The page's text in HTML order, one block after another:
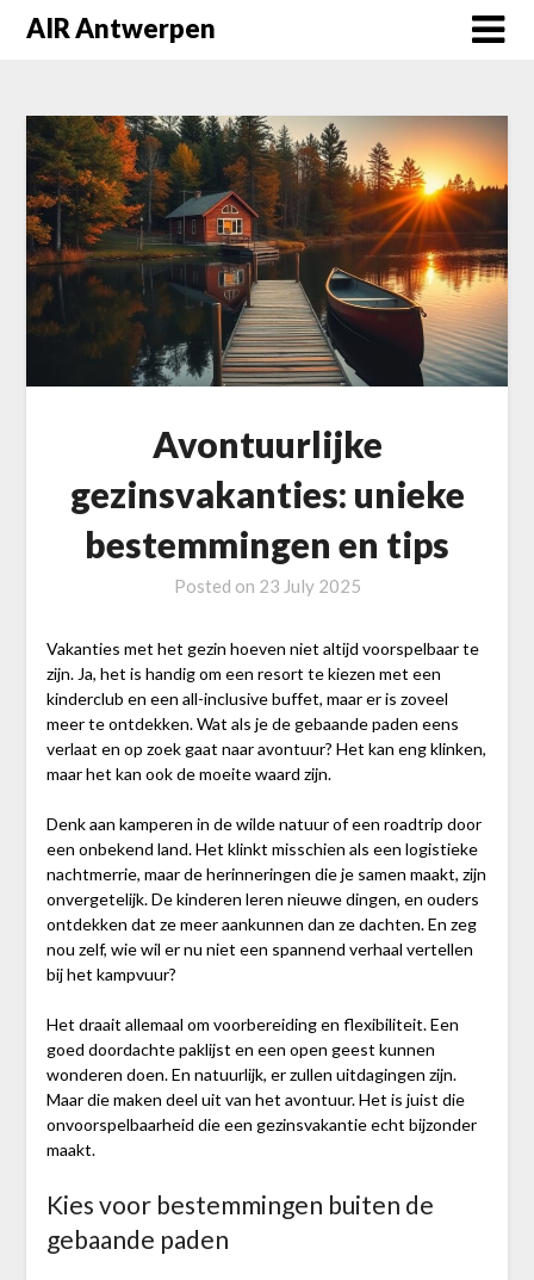
SkipAIR Antwerpen
Avontuurlijke
gezinsvakanties: unieke
bestemmingen en tips
Posted on 23 July 2025
Vakanties met het gezin hoeven niet altijd voorspelbaar te
zijn. Ja, het is handig om een resort te kiezen met een
kinderclub en een all-inclusive buffet, maar er is zoveel
meer te ontdekken. Wat als je de gebaande paden eens
verlaat en op zoek gaat naar avontuur? Het kan eng klinken,
maar het kan ook de moeite waard zijn.
Denk aan kamperen in de wilde natuur of een roadtrip door
een onbekend land. Het klinkt misschien als een logistieke
nachtmerrie, maar de herinneringen die je samen maakt, zijn
onvergetelijk. De kinderen leren nieuwe dingen, en ouders
ontdekken dat ze meer aankunnen dan ze dachten. En zeg
nou zelf, wie wil er nu niet een spannend verhaal vertellen
bij het kampvuur?
Het draait allemaal om voorbereiding en flexibiliteit. Een
goed doordachte paklijst en een open geest kunnen
wonderen doen. En natuurlijk, er zullen uitdagingen zijn.
Maar die maken deel uit van het avontuur. Het is juist die
onvoorspelbaarheid die een gezinsvakantie echt bijzonder
maakt.
Kies voor bestemmingen buiten de
gebaande paden